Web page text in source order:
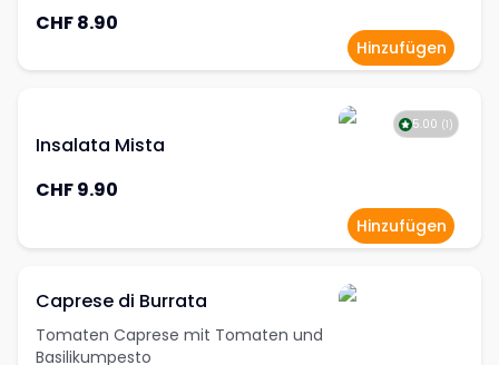
CHF 8.90
Hinzufügen
Insalata Mista
CHF 9.90
5.00 (1 )
Hinzufügen
Caprese di Burrata
Tomaten Caprese mit Tomaten und
Basilikumpesto